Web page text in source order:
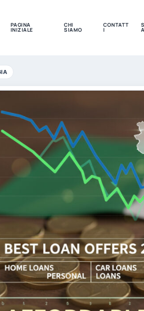
PAGINA
INIZIALE
CHI
SIAMO
CONTATT
I A